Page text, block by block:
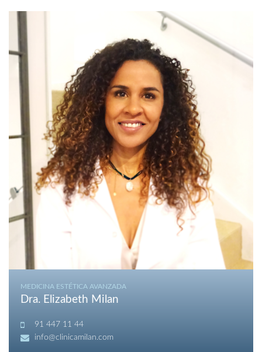
MEDICINA ESTÉTICA AVANZADA
Dra. Elizabeth Milan
91 447 11 44
info@clinicamilan.com